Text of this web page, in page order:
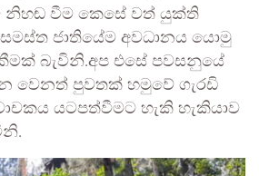
වීම කෙසේ වත් යුක්ති
ජාතියේම අවධානය යොමු
බැවිනි.අප එසේ පවසනුයේ
වෙනත් පුවතක් හමුවේ ගැරඩි
යටපත්වීමට හැකි හැකියාව